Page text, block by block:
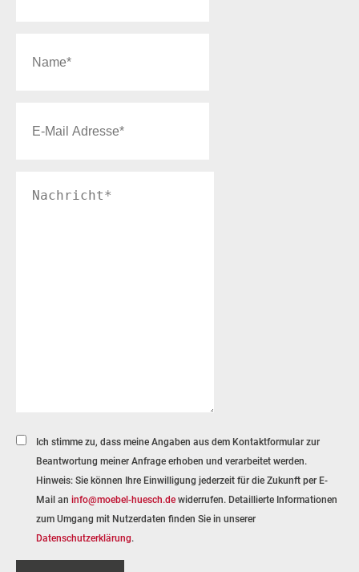
Ich stimme zu, dass meine Angaben aus dem Kontaktformular zur
Beantwortung meiner Anfrage erhoben und verarbeitet werden.
Hinweis: Sie können Ihre Einwilligung jederzeit für die Zukunft per E-
Mail an info@moebel-huesch.de widerrufen. Detaillierte Informationen
zum Umgang mit Nutzerdaten finden Sie in unserer
Datenschutzerklärung.